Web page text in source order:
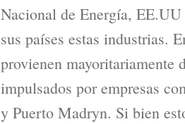
Nacional de Energía,
sus países estas industrias.
provienen mayoritariamente
impulsados por empresas
y Puerto Madryn. Si bien